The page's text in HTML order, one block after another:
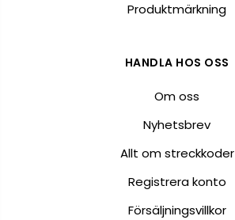
Produktmärkning
HANDLA HOS OSS
Om oss
Nyhetsbrev
Allt om streckkoder
Registrera konto
Försäljningsvillkor